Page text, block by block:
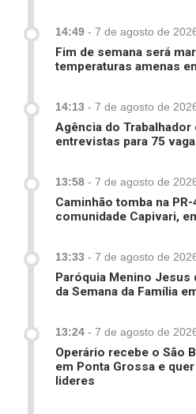
14:49 - 7 de agosto de
Fim de semana será
temperaturas amenas
14:13 - 7 de agosto de
Agência do Trabalhador
entrevistas para 75
13:58 - 7 de agosto de
Caminhão tomba na
comunidade Capivari,
13:33 - 7 de agosto de
Paróquia Menino Jesus
da Semana da Família
13:24 - 7 de agosto de
Operário recebe o São
em Ponta Grossa e
lideres